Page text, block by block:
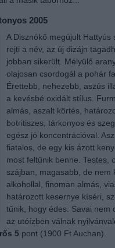
2005
A Disznókő megújult Hattyús
rejti a név, az új dizájn
jobban sikerült. Mélyülő
olajosan csordogál a pohár
Érettebb, nehezebb, aszús
a kevésbé oxidált stílus.
almás, aszalt körtés,
botritiszes, tárkonyos és
egész jó koncentrációval.
fiatalos, de egy kis ázott
most feltűnik benne. Testes,
szájban, magasabb, de nem
alkohollal, finoman almás,
határozott kesernye kíséri,
tűnik, hogy édes. Savai nem
az utóízben válnak
5 pont (1900 Ft Auchan).